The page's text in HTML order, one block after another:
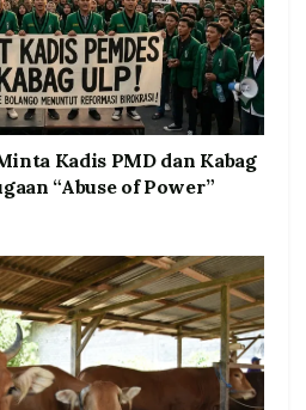
Kadis PMD dan Kabag
“Abuse of Power”